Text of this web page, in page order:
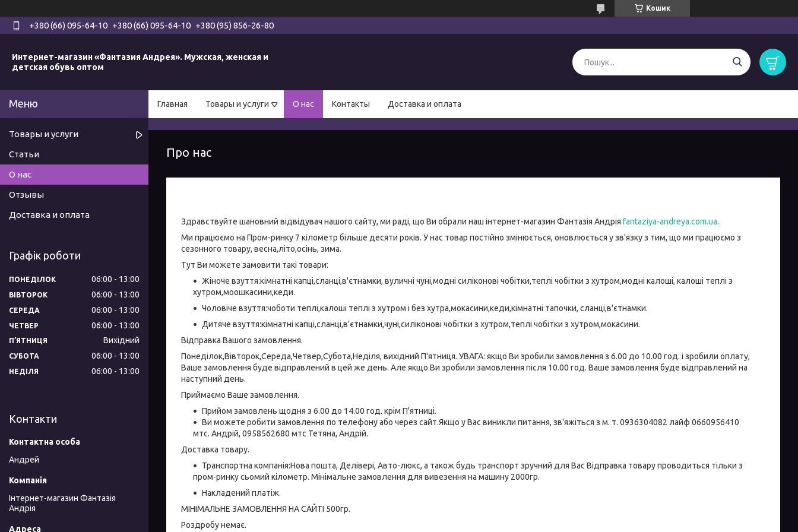
Кошик
+380 (66) 095-64-10 +380 (66) 095-64-10 +380 (95) 856-26-80
Интернет-магазин «Фантазия Андрея». Мужская, женская и
детская обувь оптом
Главная Товары и услуги О нас Контакты Доставка и оплата
Про нас
Здравствуйте шановний відвідувач нашого сайту, ми раді, що Ви обрали наш інтернет-магазин Фантазія Андрія fantaziya-andreya.com.ua.
Ми працюємо на Пром-ринку 7 кілометр більше десяти років. У нас товар постійно змінюється, оновлюється у зв'язку з тим, що ми працюємо з
сезонного товару, весна,літо,осінь, зима.
Тут Ви можете замовити такі товари:
Жіноче взуття:кімнатні капці,сланці,в'єтнамки, вуличні чуні,модні силіконові чобітки,теплі чобітки з хутром,модні калоші, калоші теплі з
хутром,моошкасини,кеди.
Чоловіче взуття:чоботи теплі,калоші теплі з хутром і без хутра,мокасини,кеди,кімнатні тапочки, сланці,в'єтнамки.
Дитяче взуття:кімнатні капці,сланці,в'єтнамки,чуні,силіконові чобітки з хутром,теплі чобітки з хутром,мокасини.
Відправка Вашого замовлення.
Понеділок,Вівторок,Середа,Четвер,Субота,Неділя, вихідний П'ятниця. УВАГА: якщо Ви зробили замовлення з 6.00 до 10.00 год. і зробили оплату,
Ваше замовлення буде відправлений в цей же день. Але якщо Ви зробили замовлення після 10.00 год. Ваше замовлення буде відправлений на
наступний день.
Приймаємо Ваше замовлення.
Прийом замовлень щодня з 6.00 до 14.00 год. крім П'ятниці.
Ви можете робити замовлення по телефону або через сайт.Якщо у Вас виникли питання, зв'яжіться з м. т. 0936304082 лайф 0660956410
мтс. Андрій, 0958562680 мтс Тетяна, Андрій.
Доставка товару.
Транспортна компанія:Нова пошта, Делівері, Авто-люкс, а також будь транспорт зручний для Вас Відправка товару проводиться тільки з
пром-ринку сьомий кілометр. Мінімальне замовлення для вивезення на машину 2000гр.
Накладений платіж.
МІНІМАЛЬНЕ ЗАМОВЛЕННЯ НА САЙТІ 500гр.
Роздробу немає.
Товары и услуги
Статьи
О нас
Отзывы
Доставка и оплата
Графік роботи
ПОНЕДІЛОК 06:00 13:00
ВІВТОРОК 06:00 13:00
СЕРЕДА 06:00 13:00
ЧЕТВЕР 06:00 13:00
ПʼЯТНИЦЯ Вихідний
СУБОТА 06:00 13:00
НЕДІЛЯ 06:00 13:00
Контакти
Андрей
Інтернет-магазин Фантазія
Андрія